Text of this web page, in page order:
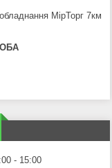
МірТорг 7км
15:00